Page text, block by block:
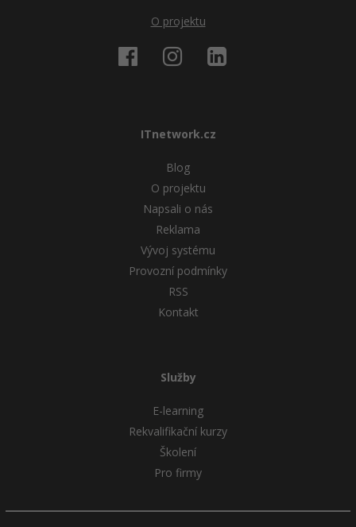
O projektu
ITnetwork.cz
Blog
O projektu
Napsali o nás
Reklama
Vývoj systému
Provozní podmínky
RSS
Kontakt
Služby
E-learning
Rekvalifikační kurzy
Školení
Pro firmy